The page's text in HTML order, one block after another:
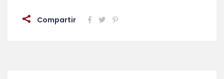
Compartir